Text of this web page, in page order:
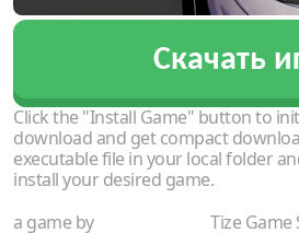
Скачать
Click the "Install Game" button to
download and get compact
executable file in your local folder
install your desired game.
a game by
Tize Game